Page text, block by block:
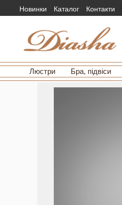
Новинки Каталог Контакти
Люстри Бра, підвіси